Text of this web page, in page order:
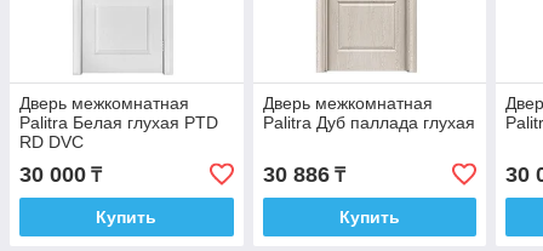
Дверь межкомнатная
Palitra Белая глухая PTD
RD DVC
30 000 ₸
Купить
Дверь межкомнатная
Palitra Дуб паллада глухая
30 886₸
Купить
30